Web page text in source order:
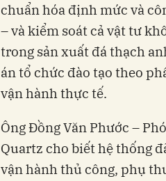
chuẩn hóa định mức và
– và kiểm soát cả vật tư
trong sản xuất đá thạch
án tổ chức đào tạo theo
vận hành thực tế.
Ông Đồng Văn Phước –
Quartz cho biết hệ thống
vận hành thủ công, phụ